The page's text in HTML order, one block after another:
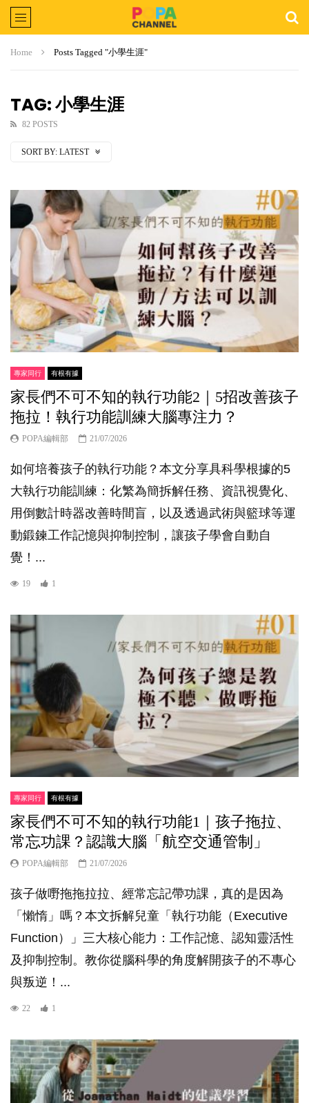
Home Posts Tagged "小學生涯"
TAG: 小學生涯
82 POSTS
SORT BY: LATEST
專家同行 有根有據
家長們不可不知的執行功能2｜5招改善孩子
拖拉！執行功能訓練大腦專注力？
POPA編輯部 21/07/2026
如何培養孩子的執行功能？本文分享具科學根據的5
大執行功能訓練：化繁為簡拆解任務、資訊視覺化、
用倒數計時器改善時間盲，以及透過武術與籃球等運
動鍛鍊工作記憶與抑制控制，讓孩子學會自動自
覺！...
19 1
專家同行 有根有據
家長們不可不知的執行功能1｜孩子拖拉、
常忘功課？認識大腦「航空交通管制」
POPA編輯部 21/07/2026
孩子做嘢拖拖拉拉、經常忘記帶功課，真的是因為
「懶惰」嗎？本文拆解兒童「執行功能（Executive
Function）」三大核心能力：工作記憶、認知靈活性
及抑制控制。教你從腦科學的角度解開孩子的不專心
與叛逆！...
22 1